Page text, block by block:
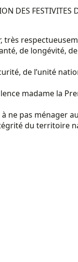
DES FESTIVITES
de longévité,
de l’unité
madame la
ne pas ménager
du territoire